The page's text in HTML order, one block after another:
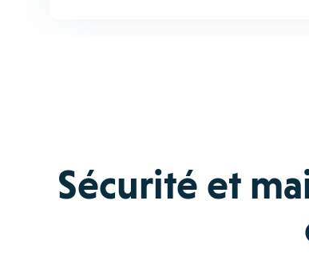
Sécurité et